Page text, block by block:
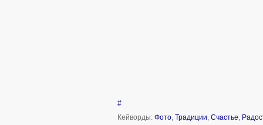
#
Кейворды: Фото Традиции Счастье